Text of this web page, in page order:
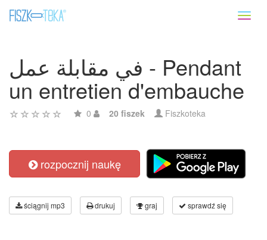
في مقابلة عمل - Pendant
un entretien d'embauche
0 20 fiszek Fiszkoteka
rozpocznij naukę
ściągnij mp3 drukuj graj sprawdź się